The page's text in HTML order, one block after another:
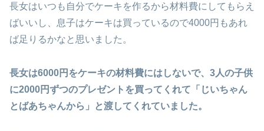
長女はいつも自分でケーキを作るから材料費にしてもらえ
ばいいし、息子はケーキは買っているので4000円もあれ
ば足りるかなと思いました。
長女は6000円をケーキの材料費にはしないで、3人の子供
に2000円ずつのプレゼントを買ってくれて「じいちゃん
とばあちゃんから」と渡してくれていました。